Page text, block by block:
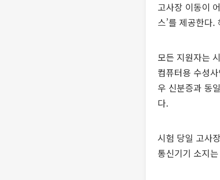
고사장 이동이
스’를 제공한다
모든 지원자는
컴퓨터용 수성
우 신분증과 동
다.
시험 당일 고사
통신기기 소지